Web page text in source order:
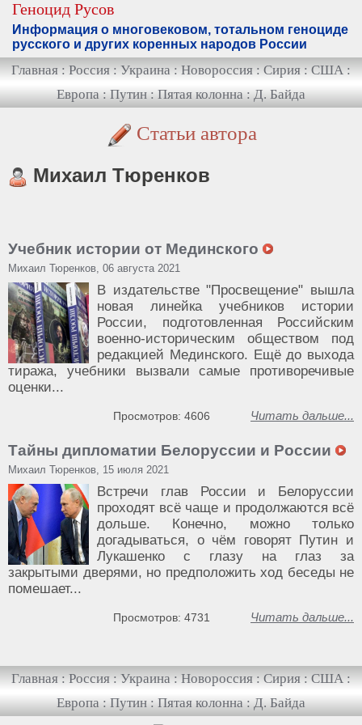
Геноцид Русов
Информация о многовековом, тотальном геноциде
русского и других коренных народов России
Главная : Россия : Украина : Новороссия : Сирия : США :
Европа : Путин : Пятая колонна : Д. Байда
Статьи автора
Михаил Тюренков
Учебник истории от Мединского
Михаил Тюренков, 06 августа 2021
В издательстве "Просвещение" вышла
новая линейка учебников истории
России, подготовленная Российским
военно-историческим обществом под
редакцией Мединского. Ещё до выхода
тиража, учебники вызвали самые противоречивые
оценки...
Читать дальше...
Просмотров: 4606
Тайны дипломатии Белоруссии и России
Михаил Тюренков, 15 июля 2021
Встречи глав России и Белоруссии
проходят всё чаще и продолжаются всё
дольше. Конечно, можно только
догадываться, о чём говорят Путин и
Лукашенко с глазу на глаз за
закрытыми дверями, но предположить ход беседы не
помешает...
Читать дальше...
Просмотров: 4731
Главная : Россия : Украина : Новороссия : Сирия : США :
Европа : Путин : Пятая колонна : Д. Байда